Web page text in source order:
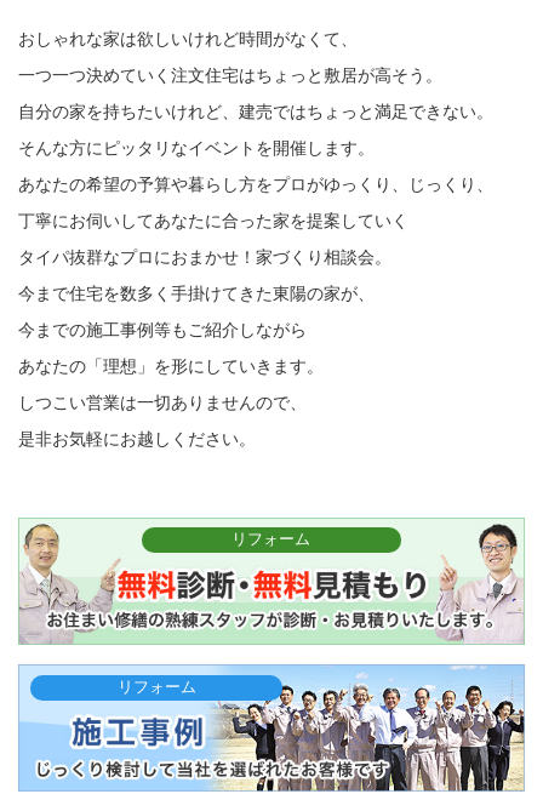
おしゃれな家は欲しいけれど時間がなくて、
一つ一つ決めていく注文住宅はちょっと敷居が高そう。
自分の家を持ちたいけれど、建売ではちょっと満足できない。
そんな方にピッタリなイベントを開催します。
あなたの希望の予算や暮らし方をプロがゆっくり、じっくり、
丁寧にお伺いしてあなたに合った家を提案していく
タイパ抜群なプロにおまかせ！家づくり相談会。
今まで住宅を数多く手掛けてきた東陽の家が、
今までの施工事例等もご紹介しながら
あなたの「理想」を形にしていきます。
しつこい営業は一切ありませんので、
是非お気軽にお越しください。
リフォーム
リフォーム